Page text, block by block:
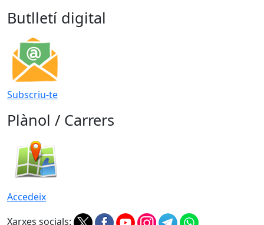
Butlletí digital
Subscriu-te
Plànol / Carrers
Accedeix
Xarxes socials: